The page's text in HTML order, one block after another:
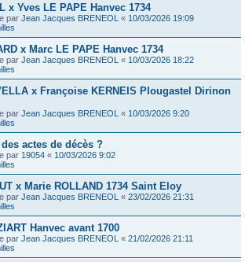
x Yves LE PAPE Hanvec 1734
par Jean Jacques BRENEOL « 10/03/2026 19:09
x Marc LE PAPE Hanvec 1734
par Jean Jacques BRENEOL « 10/03/2026 18:22
x Françoise KERNEIS Plougastel Dirinon
par Jean Jacques BRENEOL « 10/03/2026 9:20
actes de décès ?
par 19054 « 10/03/2026 9:02
x Marie ROLLAND 1734 Saint Eloy
par Jean Jacques BRENEOL « 23/02/2026 21:31
Hanvec avant 1700
par Jean Jacques BRENEOL « 21/02/2026 21:11